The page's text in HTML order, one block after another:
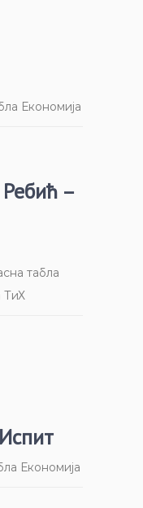
Економија
–
табла
ТиХ
Економија